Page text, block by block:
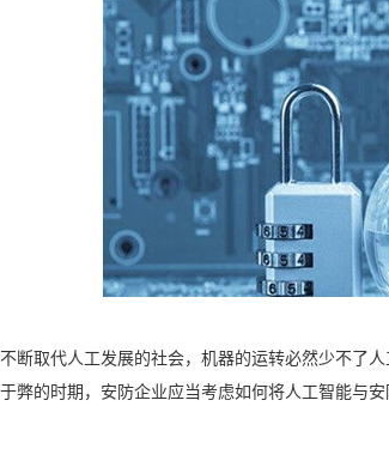
取代人工发展的社会，机器的运转必然少不了人
弊的时期，安防企业应当考虑如何将人工智能与